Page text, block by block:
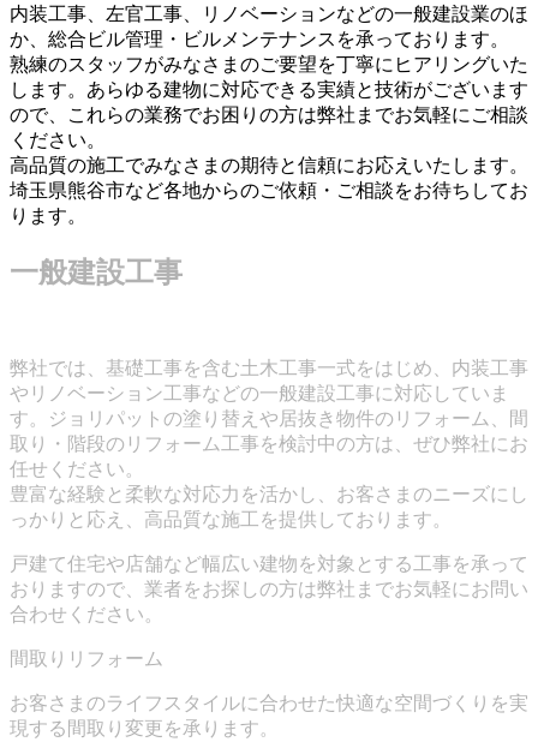
内装工事、左官工事、リノベーションなどの一般建設業のほ
か、総合ビル管理・ビルメンテナンスを承っております。
熟練のスタッフがみなさまのご要望を丁寧にヒアリングいた
します。あらゆる建物に対応できる実績と技術がございます
ので、これらの業務でお困りの方は弊社までお気軽にご相談
ください。
高品質の施工でみなさまの期待と信頼にお応えいたします。
埼玉県熊谷市など各地からのご依頼・ご相談をお待ちしてお
ります。
一般建設工事
弊社では、基礎工事を含む土木工事一式をはじめ、内装工事
やリノベーション工事などの一般建設工事に対応していま
す。ジョリパットの塗り替えや居抜き物件のリフォーム、間
取り・階段のリフォーム工事を検討中の方は、ぜひ弊社にお
任せください。
豊富な経験と柔軟な対応力を活かし、お客さまのニーズにし
っかりと応え、高品質な施工を提供しております。
戸建て住宅や店舗など幅広い建物を対象とする工事を承って
おりますので、業者をお探しの方は弊社までお気軽にお問い
合わせください。
間取りリフォーム
お客さまのライフスタイルに合わせた快適な空間づくりを実
現する間取り変更を承ります。